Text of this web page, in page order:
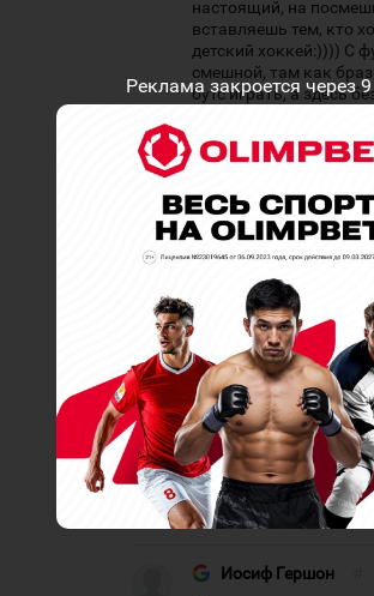
Реклама закроется через9
настоящий, на
вставляешь тем, кто
детский хоккей:)))) С
смешной, там как
бутс играть, а здесь
нормального тренера
таланта не увидит:)))
ауле себя показать
правильного катания
увидит таланта для
Какой же ты тупой и
хоккея:))) Ты не
глупый дурачок. Сам
использовался не по
интернат?:))) А какое
интерната,
детей, которые не
раз-таки для них и
г..н Оразбаев выгнал
говоришь, что он
нашего хоккея:)) Он
ты:)))
10 июля, 02:40
Иосиф Гершон